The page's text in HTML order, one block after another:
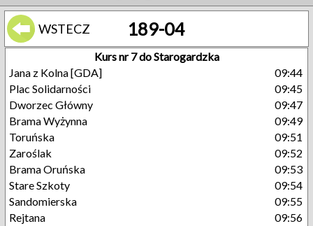
WSTECZ 189-04
Kurs nr 7 do Starogardzka
Jana z Kolna [GDA]
09:44
Plac Solidarności
09:45
Dworzec Główny
09:47
Brama Wyżynna
09:49
Toruńska
09:51
Zaroślak
09:52
Brama Oruńska
09:53
Stare Szkoty
09:54
Sandomierska
09:55
Rejtana
09:56